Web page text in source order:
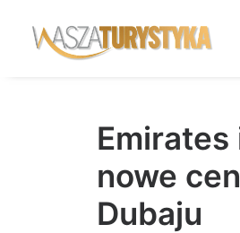
nowe
Dubaju